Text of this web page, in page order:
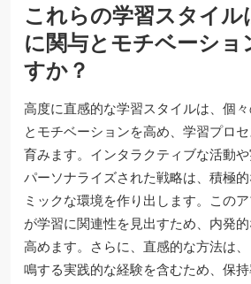
これらの学習スタイル
に関与とモチベーショ
すか？
高度に直感的な学習スタイルは、個
とモチベーションを高め、学習プロ
育みます。インタラクティブな活動
パーソナライズされた戦略は、積極
ミックな環境を作り出します。この
が学習に関連性を見出すため、内発
高めます。さらに、直感的な方法は
鳴する実践的な経験を含むため、保